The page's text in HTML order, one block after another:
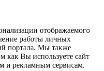
отображаемого
работы личных
портала. Мы также
как Вы используете сайт
и рекламным сервисам.